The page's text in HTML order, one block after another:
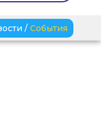
/ События